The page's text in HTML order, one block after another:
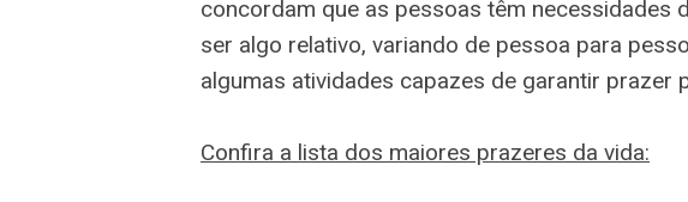
concordam que as pessoas têm necessidades
ser algo relativo, variando de pessoa para
algumas atividades capazes de garantir prazer
Confira a lista dos maiores prazeres da vida: